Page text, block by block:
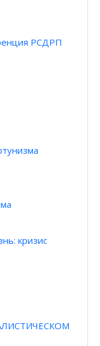
РСДРП
кризис